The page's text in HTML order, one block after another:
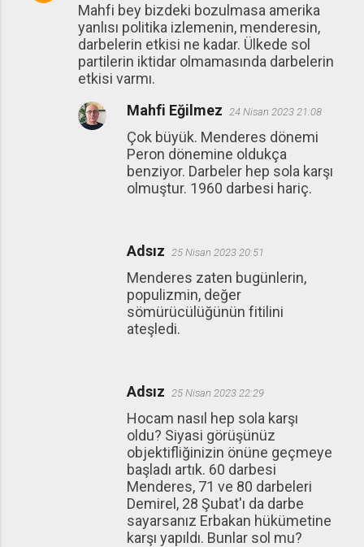
Mahfi bey bizdeki bozulmasa amerika
yanlısı politika izlemenin, menderesin,
darbelerin etkisi ne kadar. Ülkede sol
partilerin iktidar olmamasında darbelerin
etkisi varmı.
Mahfi Eğilmez 24 Nisan 2023 21:08
Çok büyük. Menderes dönemi
Peron dönemine oldukça
benziyor. Darbeler hep sola karşı
olmuştur. 1960 darbesi hariç.
Adsız 25 Nisan 2023 20:51
Menderes zaten bugünlerin,
populizmin, değer
sömürücülüğünün fitilini
ateşledi.
Adsız 25 Nisan 2023 22:29
Hocam nasıl hep sola karşı
oldu? Siyasi görüşünüz
objektifliğinizin önüne geçmeye
başladı artık. 60 darbesi
Menderes, 71 ve 80 darbeleri
Demirel, 28 Şubat'ı da darbe
sayarsanız Erbakan hükümetine
karşı yapıldı. Bunlar sol mu?